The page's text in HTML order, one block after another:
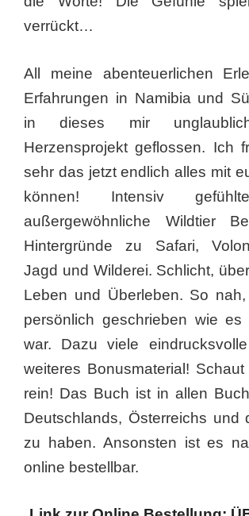
verrückt…
All meine abenteuerlichen
Erfahrungen in Namibia und
in dieses mir
Herzensprojekt geflossen. Ich
sehr das jetzt endlich alles mit
können! Intensiv
außergewöhnliche Wildtier
Hintergründe zu Safari,
Jagd und Wilderei. Schlicht,
Leben und Überleben. So
persönlich geschrieben wie es
war. Dazu viele
weiteres Bonusmaterial!
rein! Das Buch ist in allen
Deutschlands, Österreichs und
zu haben. Ansonsten ist es
online bestellbar.